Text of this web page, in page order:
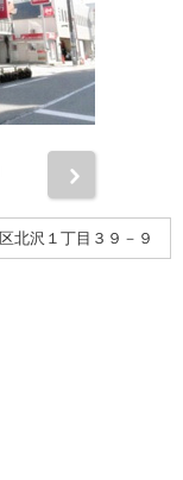
北沢１丁目３９－９